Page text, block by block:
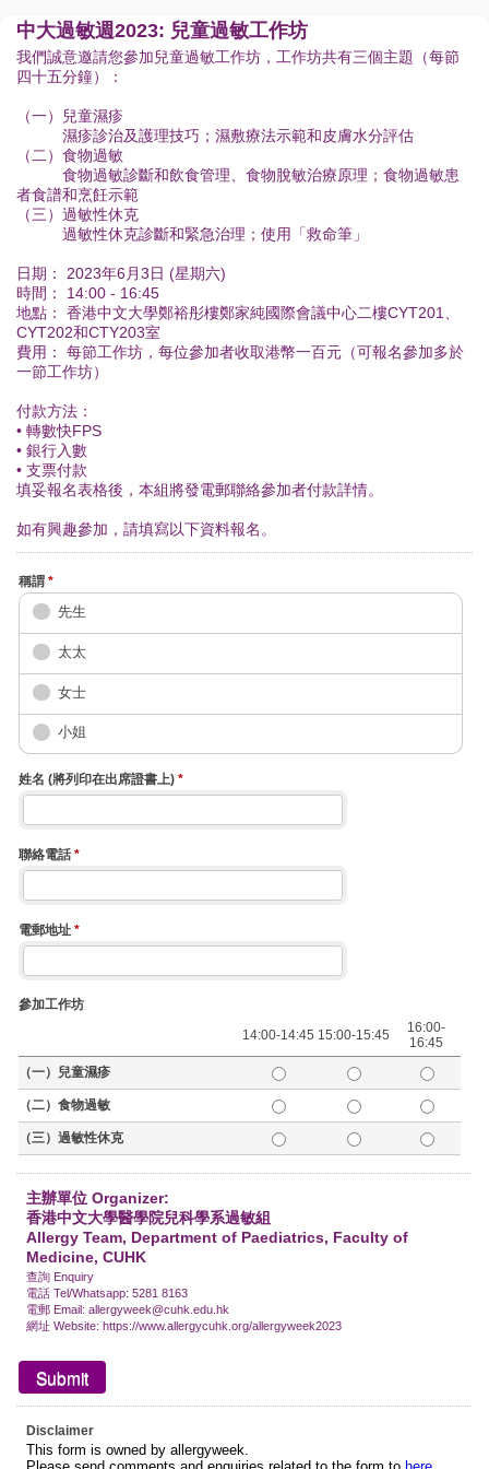
中大過敏週2023: 兒童過敏工作坊
我們誠意邀請您參加兒童過敏工作坊，工作坊共有三個主題（每節
四十五分鐘）：
（一）兒童濕疹
濕疹診治及護理技巧；濕敷療法示範和皮膚水分評估
（二）食物過敏
食物過敏診斷和飲食管理、食物脫敏治療原理；食物過敏患
者食譜和烹飪示範
（三）過敏性休克
過敏性休克診斷和緊急治理；使用「救命筆」
日期： 2023年6月3日 (星期六)
時間： 14:00 - 16:45
地點： 香港中文大學鄭裕彤樓鄭家純國際會議中心二樓CYT201、
CYT202和CTY203室
費用： 每節工作坊，每位參加者收取港幣一百元（可報名參加多於
一節工作坊）
付款方法：
• 轉數快FPS
• 銀行入數
• 支票付款
填妥報名表格後，本組將發電郵聯絡參加者付款詳情。
如有興趣參加，請填寫以下資料報名。
稱謂 *
先生
太太
女士
小姐
姓名 (將列印在出席證書上) *
聯絡電話*
電郵地址 *
參加工作坊
14:00-14:45 15:00-15:45
16:00-
16:45
（一）兒童濕疹
（二）食物過敏
（三）過敏性休克
主辦單位 Organizer:
香港中文大學醫學院兒科學系過敏組
Allergy Team, Department of Paediatrics, Faculty of
Medicine, CUHK
查詢 Enquiry
電話 Tel/Whatsapp: 5281 8163
電郵 Email: allergyweek@cuhk.edu.hk
網址 Website: https://www.allergycuhk.org/allergyweek2023
Disclaimer
This form is owned by allergyweek.